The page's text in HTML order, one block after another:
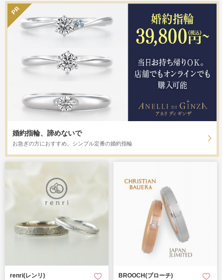
婚約指輪、諦めないで
お急ぎの方におすすめ。シンプル定番の婚約指輪
renri(レンリ) BROOCH(ブローチ)